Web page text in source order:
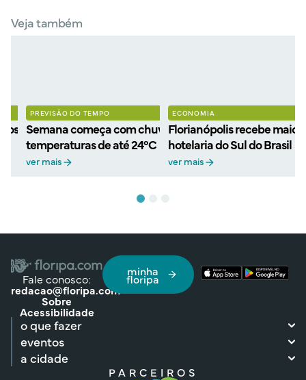
Veja também
gratuita de filmes
PREVISÃO DO TEMPO
Semana começa com chuva e termina com sol e
temperaturas de até 24°C
ver mais
ECONOMIA
Florianópolis recebe
hotelaria do Sul do Brasil
ver mais
Fale conosco:
redacao@floripa.com
Sobre
Acessibilidade
minha
floripa
o que fazer
eventos
a cidade
PARCEIROS